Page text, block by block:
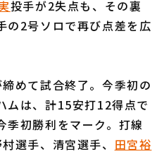
プライバシーポリシー
アルバイト募集 （別ウィンドウで開く
投手が2失点も、その裏
の2号ソロで再び点差を広
めて試合終了。今季初の
ムは、計15安打12得点で
季初勝利をマーク。打線
選手、清宮選手、 田宮裕